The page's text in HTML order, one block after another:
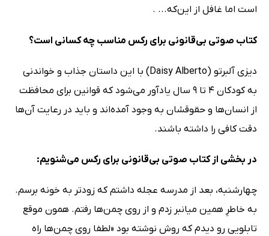
است اما غافل از این‌که... .
کتاب صوتی بی‌قانونی برای رکس مناسب چه کسانی است؟
دیزی آلبرتو (Daisy Alberto) با این داستان جذاب و خواندنی
به کودکان 4 تا 9 سال یادآور می‌شود که قوانین برای محافظت
از انسان‌ها و حقوقشان به وجود آمده‌اند و باید در رعایت آن‌ها
دقت کافی را داشته باشند.
در بخشی از کتاب صوتی بی‌قانونی برای رکس می‌شنویم:
چهارشنبه، بعد از مدرسه عجله داشتم که زودتر به خونه برسم.
به خاطرِ همین میانبر زدم و از روی چمن‌ها رفتم. همون موقع
تابلویی رو دیدم که روش نوشته بود «لطفا روی چمن‌ها راه